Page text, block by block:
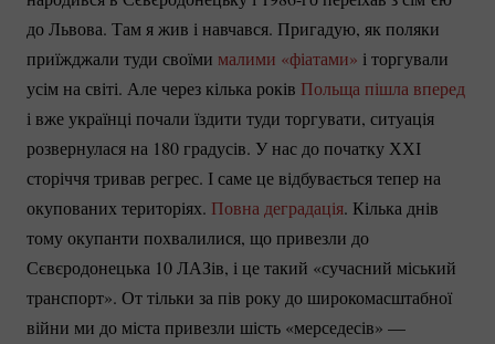
до Львова. Там я жив і навчався. Пригадую, як поляки
приїжджали туди своїми малими «фіатами» і торгували
усім на світі. Але через кілька років Польща пішла вперед
і вже українці почали їздити туди торгувати, ситуація
розвернулася на 180 градусів. У нас до початку ХХІ
сторіччя тривав регрес. І саме це відбувається тепер на
окупованих територіях. Повна деградація. Кілька днів
тому окупанти похвалилися, що привезли до
Сєвєродонецька 10 ЛАЗів, і це такий «сучасний міський
транспорт». От тільки за пів року до широкомасштабної
війни ми до міста привезли шість «мерседесів» —